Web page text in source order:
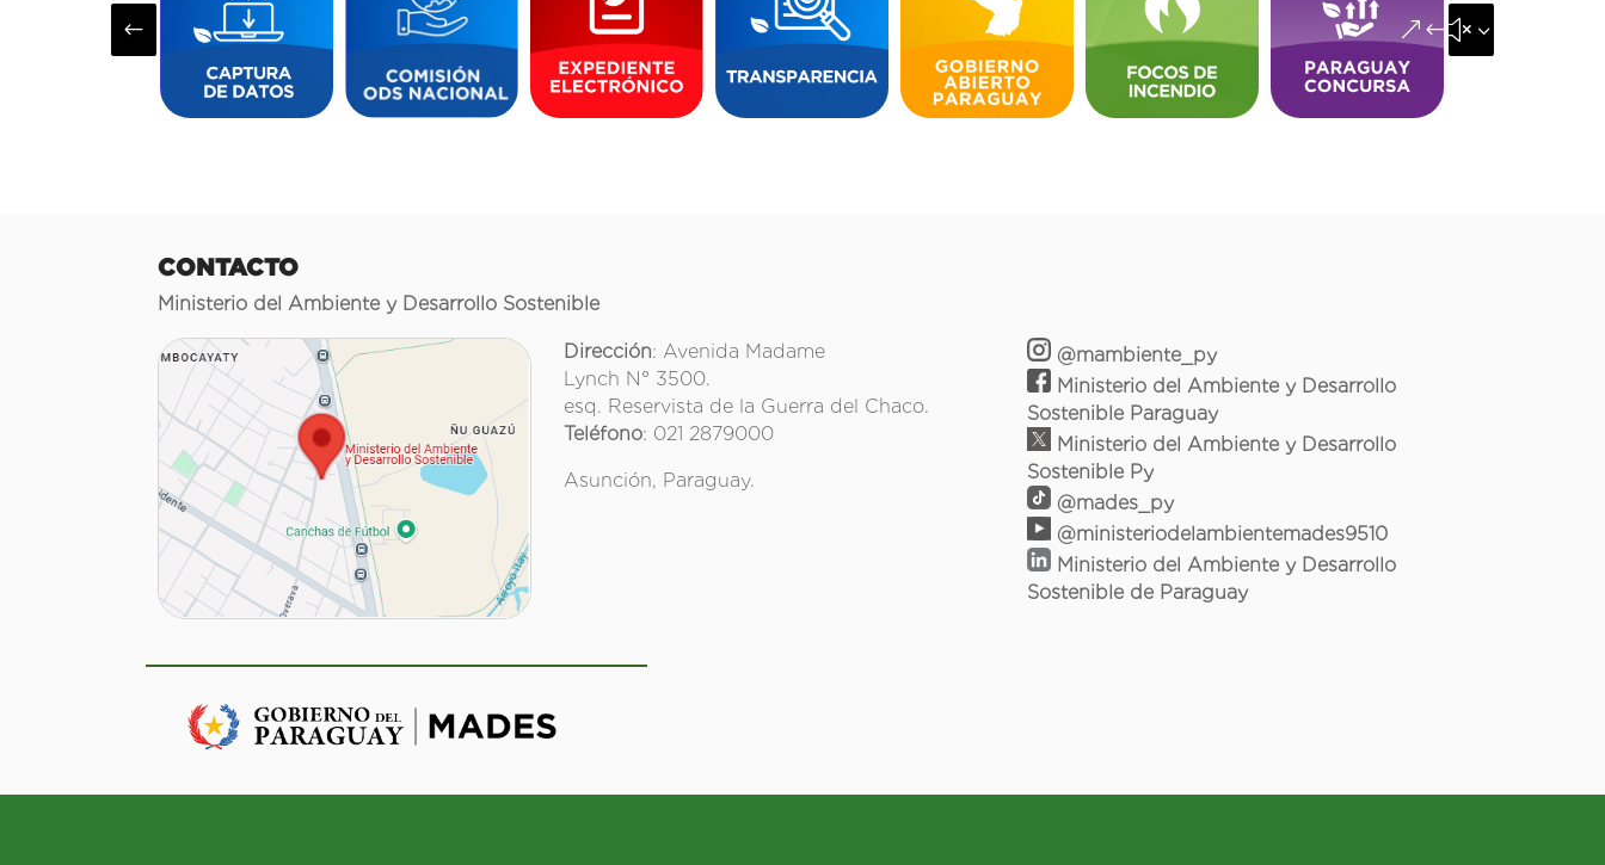
# &#x35;
CONTACTO
Ministerio del Ambiente y Desarrollo Sostenible
Dirección: Avenida Madame
Lynch N° 3500.
esq. Reservista de la Guerra del Chaco.
Teléfono: 021 2879000
Asunción, Paraguay.
@mambiente_py
Ministerio del Ambiente y Desarrollo
Sostenible Paraguay
Ministerio del Ambiente y Desarrollo
Sostenible Py
@mades_py
@ministeriodelambientemades9510
Ministerio del Ambiente y Desarrollo
Sostenible de Paraguay